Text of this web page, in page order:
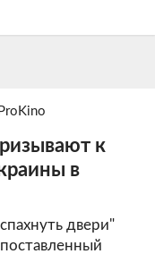
ProKino
к
в
двери"